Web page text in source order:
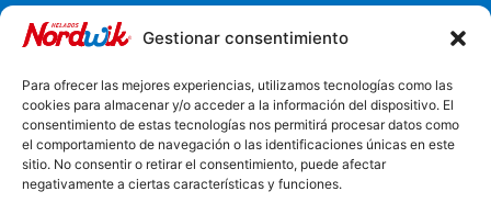
Gestionar consentimiento
Para ofrecer las mejores experiencias, utilizamos tecnologías como las
cookies para almacenar y/o acceder a la información del dispositivo. El
consentimiento de estas tecnologías nos permitirá procesar datos como
el comportamiento de navegación o las identificaciones únicas en este
sitio. No consentir o retirar el consentimiento, puede afectar
negativamente a ciertas características y funciones.
CONTACTO
Carretera de Alhama, 56, Churriana de la Vega, España
958 57 01 00